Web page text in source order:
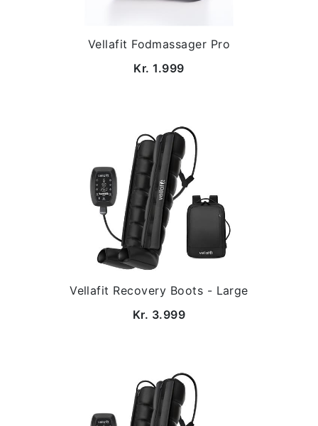
Vellafit Fodmassager Pro
Kr. 1.999
Vellafit Recovery Boots - Large
Kr. 3.999